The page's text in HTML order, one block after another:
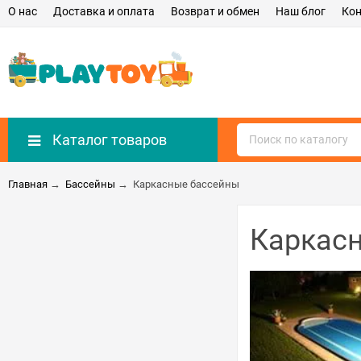
О нас Доставка и оплата Возврат и обмен Наш блог
Каталог товаров
Главная → Бассейны → Каркасные бассейны